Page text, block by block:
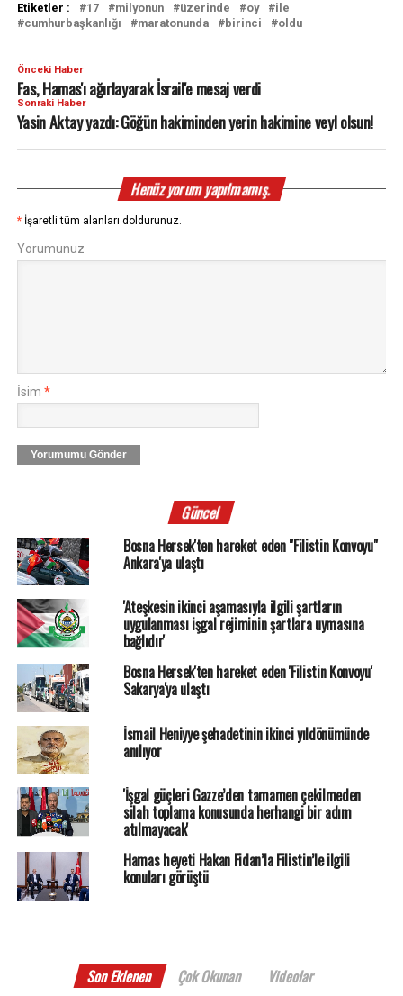
Etiketler : 17 milyonun üzerinde oy
ile
cumhurbaşkanlığı
maratonunda birinci oldu
Önceki Haber
Fas, Hamas'ı ağırlayarak İsrail'e mesaj verdi
Sonraki Haber
Yasin Aktay yazdı: Göğün hakiminden yerin hakimine veyl olsun!
Henüz yorum yapılmamış.
* İşaretli tüm alanları doldurunuz.
Yorumunuz
İsim *
Yorumumu Gönder
Güncel
Bosna Hersek'ten hareket eden "Filistin Konvoyu"
Ankara'ya ulaştı
'Ateşkesin ikinci aşamasıyla ilgili şartların
uygulanması işgal rejiminin şartlara uymasına
bağlıdır'
Bosna Hersek'ten hareket eden 'Filistin Konvoyu'
Sakarya'ya ulaştı
İsmail Heniyye şehadetinin ikinci yıldönümünde
anılıyor
'İşgal güçleri Gazze’den tamamen çekilmeden
silah toplama konusunda herhangi bir adım
atılmayacak'
Hamas heyeti Hakan Fidan’la Filistin’le ilgili
konuları görüştü
Son Eklenen Çok Okunan Videolar